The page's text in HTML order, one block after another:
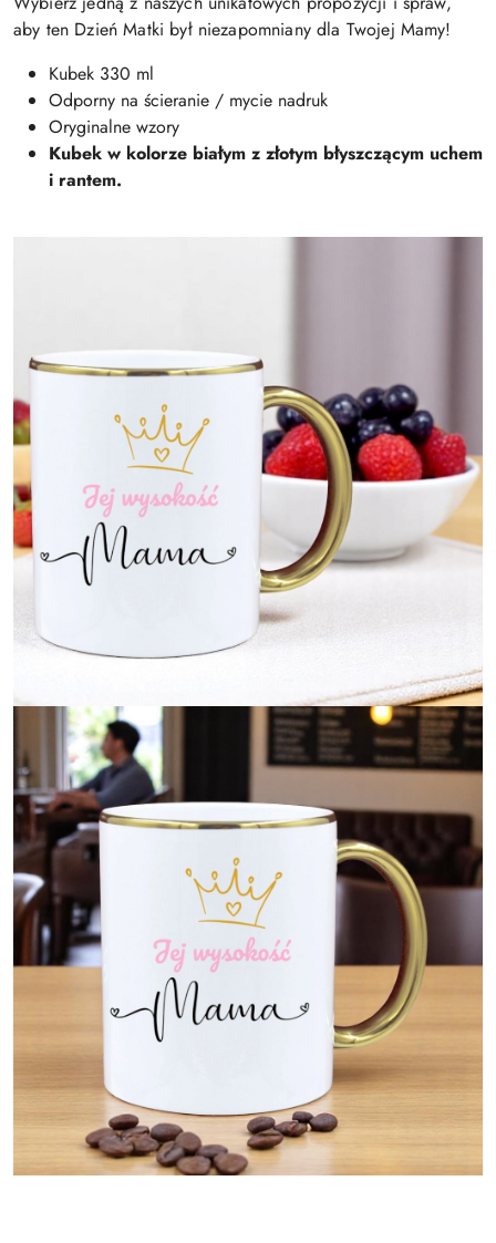
aby ten Dzień Matki był niezapomniany dla Twojej Mamy!
Kubek 330 ml
Odporny na ścieranie / mycie nadruk
Oryginalne wzory
Kubek w kolorze białym z złotym błyszczącym uchem
i rantem.